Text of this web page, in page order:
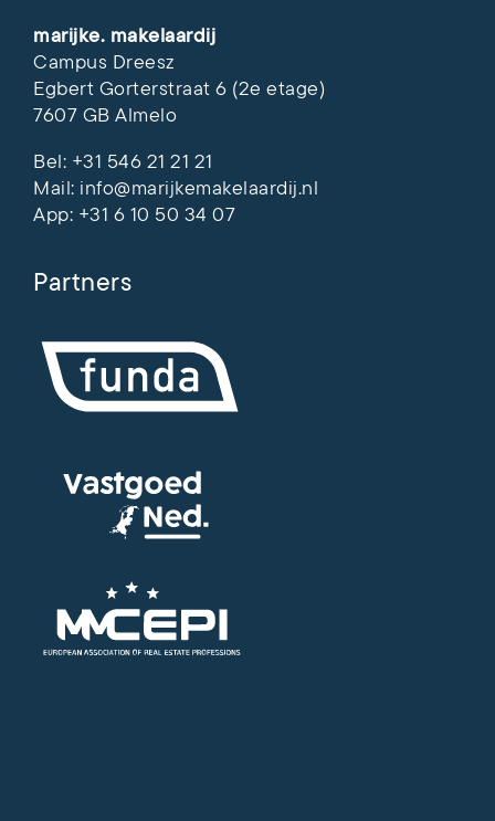
marijke. makelaardij
Campus Dreesz
Egbert Gorterstraat 6 (2e etage)
7607 GB Almelo
Bel: +31 546 21 21 21
Mail: info@marijkemakelaardij.nl
App: +31 6 10 50 34 07
Partners